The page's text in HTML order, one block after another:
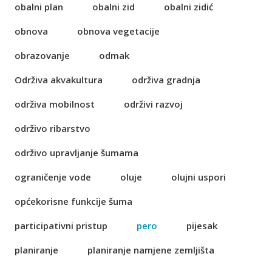
obalni plan
obalni zid
obalni zidić
obnova
obnova vegetacije
obrazovanje
odmak
Održiva akvakultura
održiva gradnja
održiva mobilnost
održivi razvoj
održivo ribarstvo
održivo upravljanje šumama
ograničenje vode
oluje
olujni uspori
općekorisne funkcije šuma
participativni pristup
pero
pijesak
planiranje
planiranje namjene zemljišta